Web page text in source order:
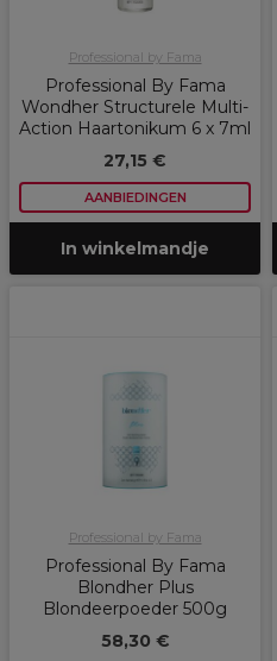
Professional by Fama
Professional By Fama
Wondher Structurele Multi-
Action Haartonikum 6 x 7ml
27,15 €
AANBIEDINGEN
In winkelmandje
Professional by Fama
Professional By Fama
Blondher Plus
Blondeerpoeder 500g
58,30 €